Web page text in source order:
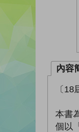
內容
〔18
本書
個以